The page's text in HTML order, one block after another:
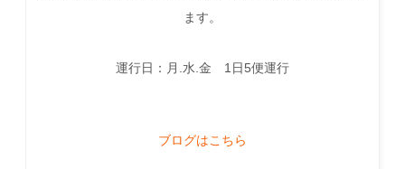
ます。
運行日：月.水.金 1日5便運行
ブログはこちら